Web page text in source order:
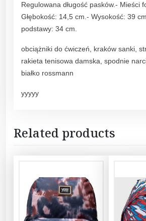
Regulowana długość pasków.- Mieści
Głębokość: 14,5 cm.- Wysokość: 39
podstawy: 34 cm.
obciążniki do ćwiczeń, kraków sanki,
rakieta tenisowa damska, spodnie
białko rossmann
yyyyy
Related products